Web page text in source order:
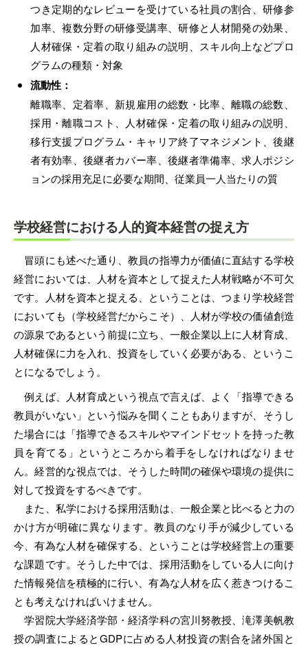
つき定期的なレビューを受けている社員の割合、研修参
加率、複数分野の研修受講率、研修と人材開発の効果、
人材確保・定着の取り組みの説明、スキル向上などプロ
グラムの種類・対象
流動性：
離職率、定着率、新規雇用の総数・比率、離職の総数、
採用・離職コスト、人材確保・定着の取り組みの説明、
移行支援プログラム・キャリア終了マネジメント、後継
者有効率、後継者カバー率、後継者準備率、求人ポジシ
ョンの採用充足に必要な期間、従業員一人当たりの質
学校経営における人的資本経営の捉え方
冒頭にも述べた通り、教員の指導力が価値に直結する学校
経営においては、人材を資本として捉えた人材戦略が不可欠
です。人材を資本と捉える、ということは、つまり学校経営
においても（学校経営だからこそ）、人材が学校の価値創造
の源泉であるという前提に立ち、一般企業以上に人材育成、
人材確保に力を入れ、投資をしていく必要がある、というこ
とになるでしょう。
例えば、人材育成という視点で言えば、よく「指導できる
教員がいない」という悩みを聞くこともありますが、そうし
た場合には「指導できるスキルやマインドセットを持った教
員を育てる」というところから着手をしなければなりませ
ん。経営的な視点では、そうした時間の確保や環境の提供に
対して投資をするべきです。
また、私学における採用活動は、一般企業と比べると力の
かけ方が明確に異なります。教員のなり手が減少している
今、有為な人材を確保する、ということは学校経営上の重要
な課題です。そうした中では、採用活動をしている人に向け
た情報発信を積極的に行い、有為な人材を広く惹きつけるこ
とも考えなければいけません。
学習院大学経済学部・経済学科の宮川努教授、滝澤美帆教
授の調査によるとGDPに占める人材投資の割合を諸外国と